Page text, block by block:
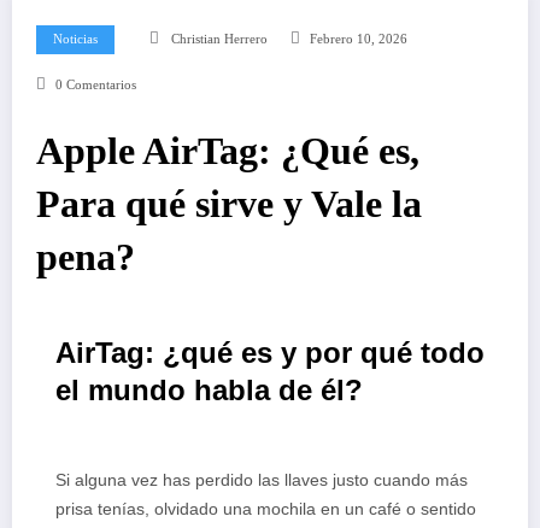
Noticias Christian Herrero Febrero 10, 2026
0 Comentarios
Apple AirTag: ¿Qué es,
Para qué sirve y Vale la
pena?
AirTag: ¿qué es y por qué todo
el mundo habla de él?
Si alguna vez has perdido las llaves justo cuando más
prisa tenías, olvidado una mochila en un café o sentido